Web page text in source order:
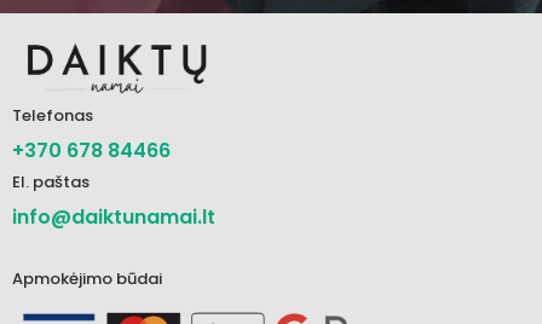
Telefonas
+370 678 84466
El. paštas
info@daiktunamai.lt
Apmokėjimo būdai